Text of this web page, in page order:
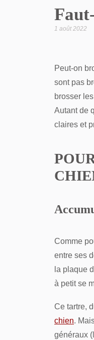
1 août 2022
Peut-on
sont pas
brosser
Autant de
claires et
Comme
entre ses
la plaque
à petit se
Ce tartre,
chien.
généraux